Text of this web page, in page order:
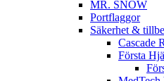
MR. SNOW
Portflaggor
Säkerhet &
Cascade
Första